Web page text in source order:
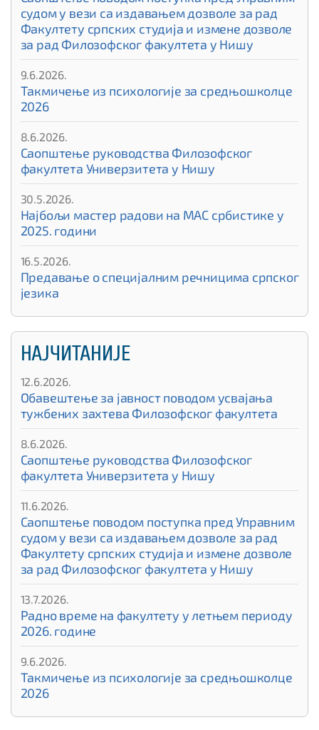
судом у вези са издавањем дозволе за рад
Факултету српских студија и измене дозволе
за рад Филозофског факултета у Нишу
9.6.2026.
Такмичење из психологије за средњошколце
2026
8.6.2026.
Саопштење руководства Филозофског
факултета Универзитета у Нишу
30.5.2026.
Најбољи мастер радови на МАС србистике у
2025. години
16.5.2026.
Предавање о специјалним речницима српског
језика
НАЈЧИТАНИЈЕ
12.6.2026.
Обавештење за јавност поводом усвајања
тужбених захтева Филозофског факултета
8.6.2026.
Саопштење руководства Филозофског
факултета Универзитета у Нишу
11.6.2026.
Саопштење поводом поступка пред Управним
судом у вези са издавањем дозволе за рад
Факултету српских студија и измене дозволе
за рад Филозофског факултета у Нишу
13.7.2026.
Радно време на факултету у летњем периоду
2026. године
9.6.2026.
Такмичење из психологије за средњошколце
2026